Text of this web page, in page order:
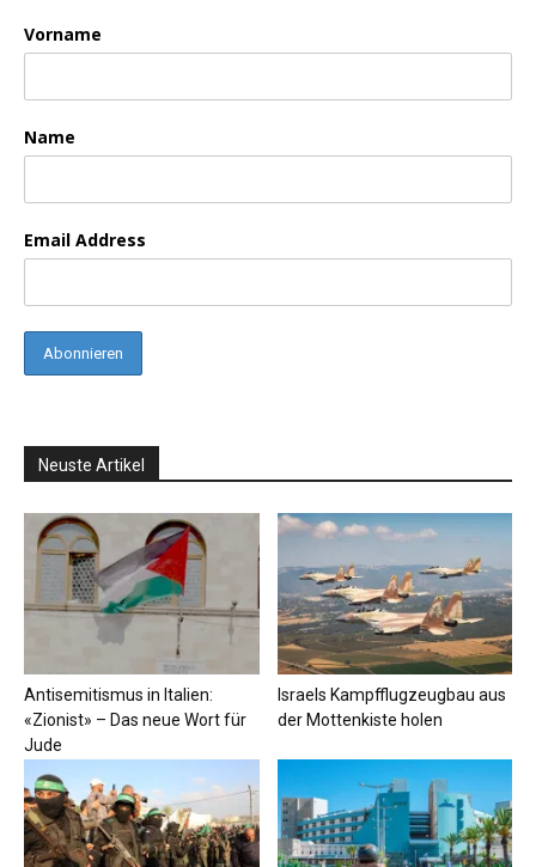
Vorname
Name
Email Address
Neuste Artikel
Antisemitismus in Italien:
«Zionist» – Das neue Wort für
Jude
Israels Kampfflugzeugbau aus
der Mottenkiste holen